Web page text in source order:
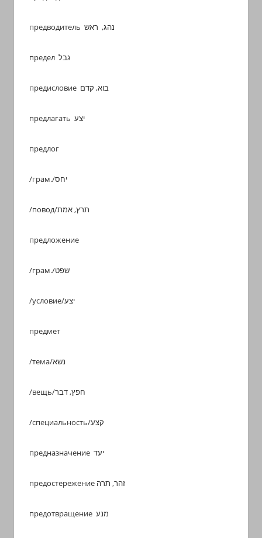
предводитель נהג, ראש
предел גבל
предисловие בוא, קדם
предлагать יצע
предлог
/грам./יחס
/повод/תרץ, אמת
предложение
/грам./שפט
/условие/יצע
предмет
/тема/נשא
/вещь/חפץ, דבר
/специальность/קצע
предназначение יעד
предостережение זהר, תרה
предотвращение מנע